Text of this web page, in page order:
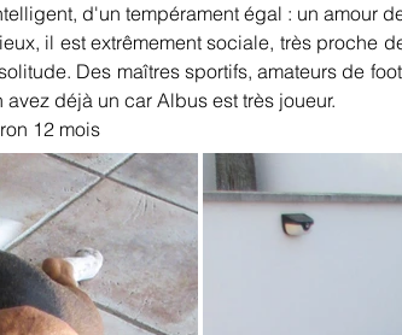
d'un tempérament égal : un amour
il est extrêmement sociale, très proche
Des maîtres sportifs, amateurs de
déjà un car Albus est très joueur.
12 mois